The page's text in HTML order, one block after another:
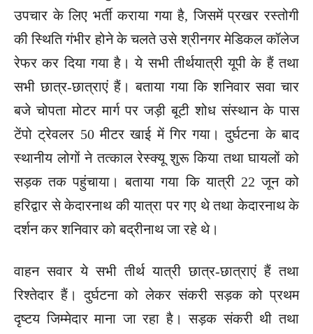
उपचार के लिए भर्ती कराया गया है, जिसमें प्रखर रस्तोगी
की स्थिति गंभीर होने के चलते उसे श्रीनगर मेडिकल कॉलेज
रेफर कर दिया गया है। ये सभी तीर्थयात्री यूपी के हैं तथा
सभी छात्र-छात्राएं हैं। बताया गया कि शनिवार सवा चार
बजे चोपता मोटर मार्ग पर जड़ी बूटी शोध संस्थान के पास
टेंपो ट्रेवलर 50 मीटर खाई में गिर गया। दुर्घटना के बाद
स्थानीय लोगों ने तत्काल रेस्क्यू शुरू किया तथा घायलों को
सड़क तक पहुंचाया। बताया गया कि यात्री 22 जून को
हरिद्वार से केदारनाथ की यात्रा पर गए थे तथा केदारनाथ के
दर्शन कर शनिवार को बद्रीनाथ जा रहे थे।
वाहन सवार ये सभी तीर्थ यात्री छात्र-छात्राएं हैं तथा
रिश्तेदार हैं। दुर्घटना को लेकर संकरी सड़क को प्रथम
दृष्टय जिम्मेदार माना जा रहा है। सड़क संकरी थी तथा